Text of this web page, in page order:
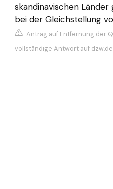
skandinavischen
bei der Gleichstellung
Antrag auf Entfernung der
vollständige Antwort auf